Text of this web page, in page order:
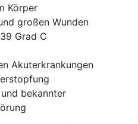
Körper
großen Wunden
Grad C
Akuterkrankungen
bekannter